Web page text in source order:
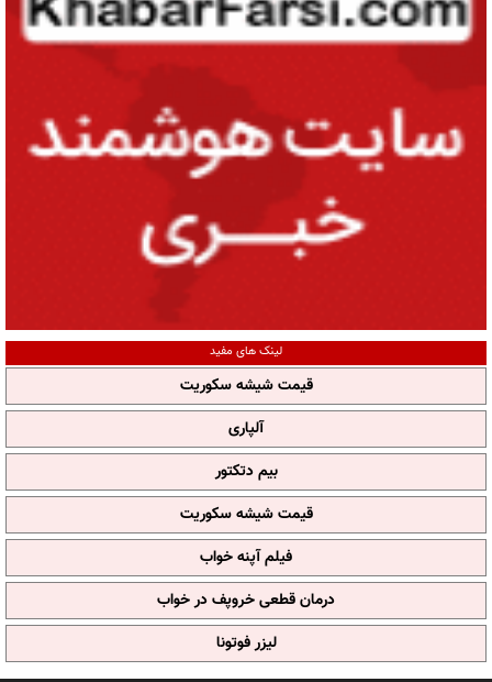
لینک های مفید
قیمت شیشه سکوریت
آلپاری
بیم دتکتور
قیمت شیشه سکوریت
فیلم آپنه خواب
درمان قطعی خروپف در خواب
لیزر فوتونا